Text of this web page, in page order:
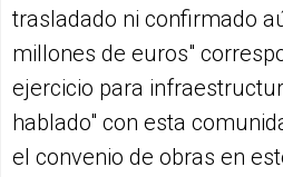
trasladado ni confirmado
millones de euros"
ejercicio para
hablado" con esta
el convenio de obras en